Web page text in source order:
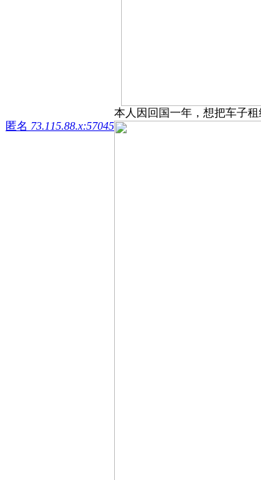
匿名 73.115.88.x:57045
本人因回国一年，想把车子